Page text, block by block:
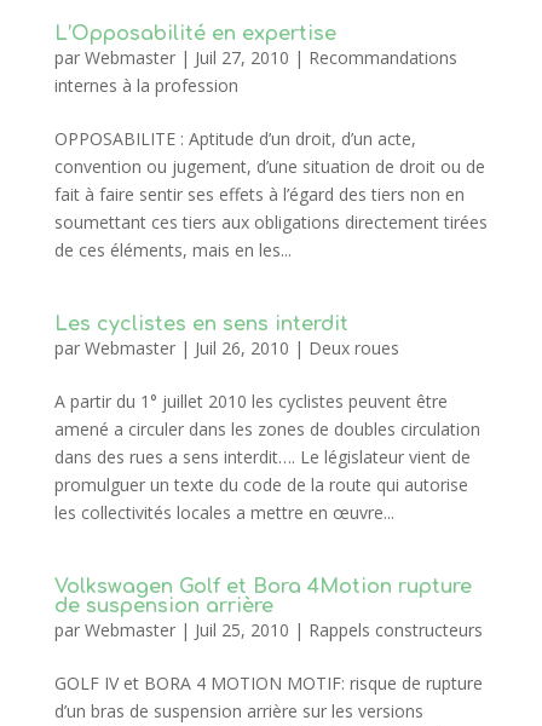
L’Opposabilité en expertise
par Webmaster| Juil 27, 2010 | Recommandations
internes à la profession
OPPOSABILITE : Aptitude d’un droit, d’un acte,
convention ou jugement, d’une situation de droit ou de
fait à faire sentir ses effets à l’égard des tiers non en
soumettant ces tiers aux obligations directement tirées
de ces éléments, mais en les...
Les cyclistes en sens interdit
par Webmaster| Juil 26, 2010 | Deux roues
A partir du 1° juillet 2010 les cyclistes peuvent être
amené a circuler dans les zones de doubles circulation
dans des rues a sens interdit…. Le législateur vient de
promulguer un texte du code de la route qui autorise
les collectivités locales a mettre en œuvre...
Volkswagen Golf et Bora 4Motion rupture
de suspension arrière
par Webmaster| Juil 25, 2010 | Rappels constructeurs
GOLF IV et BORA 4 MOTION MOTIF: risque de rupture
d’un bras de suspension arrière sur les versions